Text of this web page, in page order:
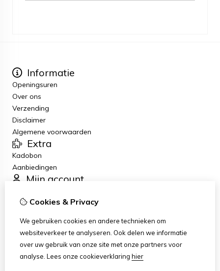
Informatie
Openingsuren
Over ons
Verzending
Disclaimer
Algemene voorwaarden
Extra
Kadobon
Aanbiedingen
Mijn account
Bestelhistorie
Nieuwsbrief
Klantenservice
Contact
Sitemap
Cookies & Privacy
We gebruiken cookies en andere technieken om
websiteverkeer te analyseren. Ook delen we informatie
over uw gebruik van onze site met onze partners voor
analyse. Lees onze cookieverklaring hier